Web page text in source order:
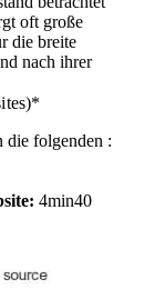
oft große
die breite
nach ihrer
die folgenden :
4min40